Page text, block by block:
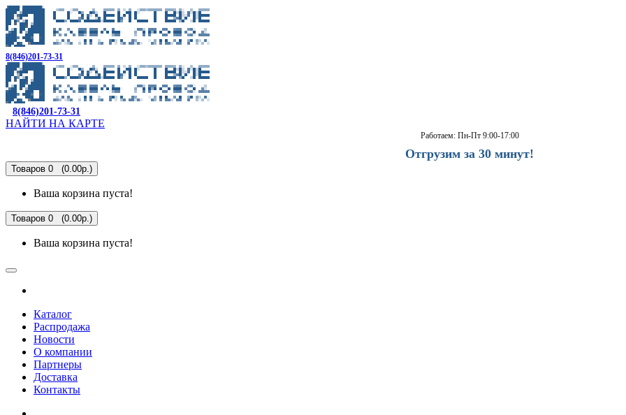
8(846)201-73-31
8(846)201-73-31
НАЙТИ НА КАРТЕ
Работаем: Пн-Пт 9:00-17:00
Отгрузим за 30 минут!
Товаров 0 (0.00р.)
Ваша корзина пуста!
Товаров 0 (0.00р.)
Ваша корзина пуста!
Каталог
Распродажа
Новости
О компании
Партнеры
Доставка
Контакты